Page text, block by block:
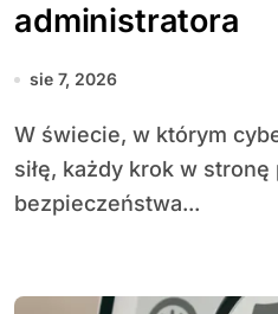
administratora
sie 7, 2026
W świecie, w którym cyberzagrożenia rosną w
siłę, każdy krok w
bezpieczeństwa...